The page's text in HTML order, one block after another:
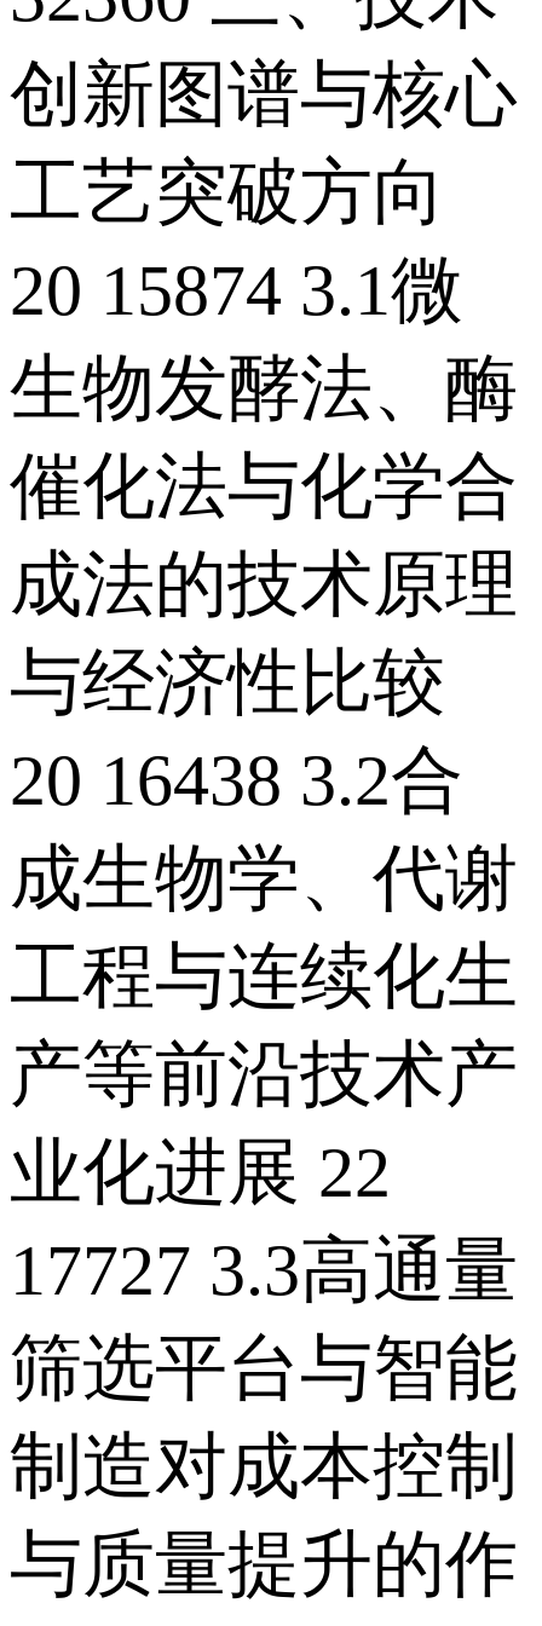
创新图谱与核心
工艺突破方向
20 15874 3.1微
生物发酵法、酶
催化法与化学合
成法的技术原理
与经济性比较
20 16438 3.2合
成生物学、代谢
工程与连续化生
产等前沿技术产
业化进展 22
17727 3.3高通量
筛选平台与智能
制造对成本控制
与质量提升的作